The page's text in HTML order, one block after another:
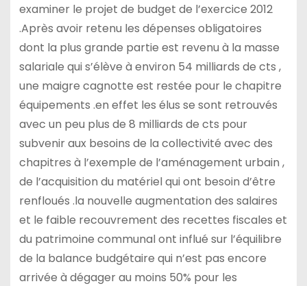
examiner le projet de budget de l’exercice 2012
.Après avoir retenu les dépenses obligatoires
dont la plus grande partie est revenu à la masse
salariale qui s’élève à environ 54 milliards de cts ,
une maigre cagnotte est restée pour le chapitre
équipements .en effet les élus se sont retrouvés
avec un peu plus de 8 milliards de cts pour
subvenir aux besoins de la collectivité avec des
chapitres à l’exemple de l’aménagement urbain ,
de l’acquisition du matériel qui ont besoin d’être
renfloués .la nouvelle augmentation des salaires
et le faible recouvrement des recettes fiscales et
du patrimoine communal ont influé sur l’équilibre
de la balance budgétaire qui n’est pas encore
arrivée à dégager au moins 50% pour les